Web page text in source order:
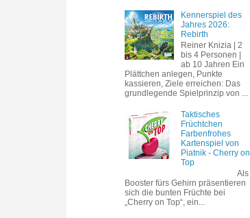
Kennerspiel des
Jahres 2026:
Rebirth
Reiner Knizia | 2
bis 4 Personen |
ab 10 Jahren Ein
Plättchen anlegen, Punkte
kassieren, Ziele erreichen: Das
grundlegende Spielprinzip von ...
Taktisches
Früchtchen
Farbenfrohes
Kartenspiel von
Piatnik - Cherry on
Top
Als
Booster fürs Gehirn präsentieren
sich die bunten Früchte bei
„Cherry on Top“, ein...